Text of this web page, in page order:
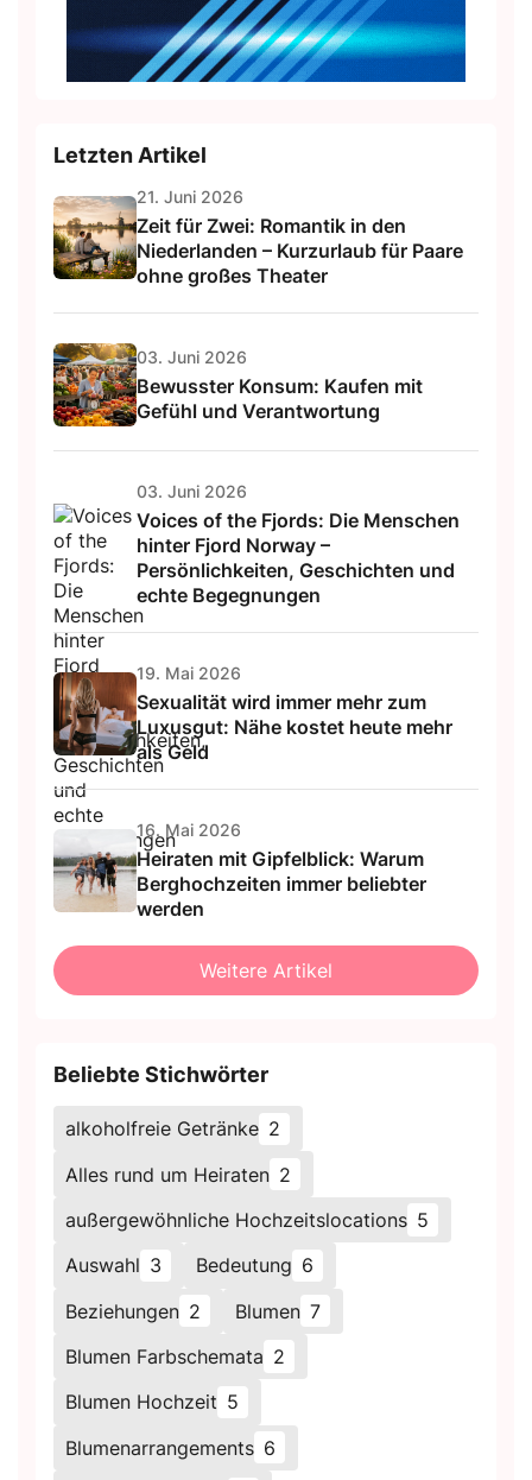
Letzten Artikel
21. Juni 2026
Zeit für Zwei: Romantik in den
Niederlanden – Kurzurlaub für Paare
ohne großes Theater
03. Juni 2026
Bewusster Konsum: Kaufen mit
Gefühl und Verantwortung
03. Juni 2026
Voices of the Fjords: Die Menschen
hinter Fjord Norway –
Persönlichkeiten, Geschichten und
echte Begegnungen
19. Mai 2026
Sexualität wird immer mehr zum
Luxusgut: Nähe kostet heute mehr
als Geld
16. Mai 2026
Heiraten mit Gipfelblick: Warum
Berghochzeiten immer beliebter
werden
Weitere Artikel
Beliebte Stichwörter
alkoholfreie Getränke 2
Alles rund um Heiraten 2
außergewöhnliche Hochzeitslocations 5
Auswahl 3 Bedeutung 6
Beziehungen 2 Blumen 7
Blumen Farbschemata 2
Blumen Hochzeit 5
Blumenarrangements 6